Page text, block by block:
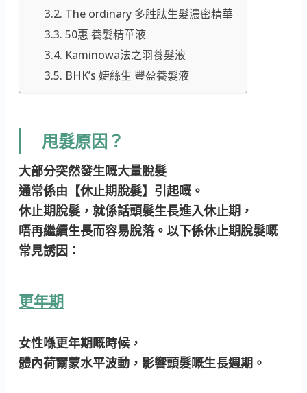
The ordinary 多胜肽生髮濃密精華
50惠 養髮精華液
Kaminowa法之羽養髮液
BHK’s 婕絲生 豐盈養髮液
甩髮原因？
大部分突然發生嘅大量脫髮
通常係由【休止期脫髮】​引起嘅。
休止期脫髮，就係話頭髮生長進入休止期，
唔再繼續生長而容易脫落。以下係休止期脫髮嘅
常見誘因：
更年期
女性喺更年期嘅時候，
體內荷爾蒙水平波動，影響頭髮嘅生長週期。